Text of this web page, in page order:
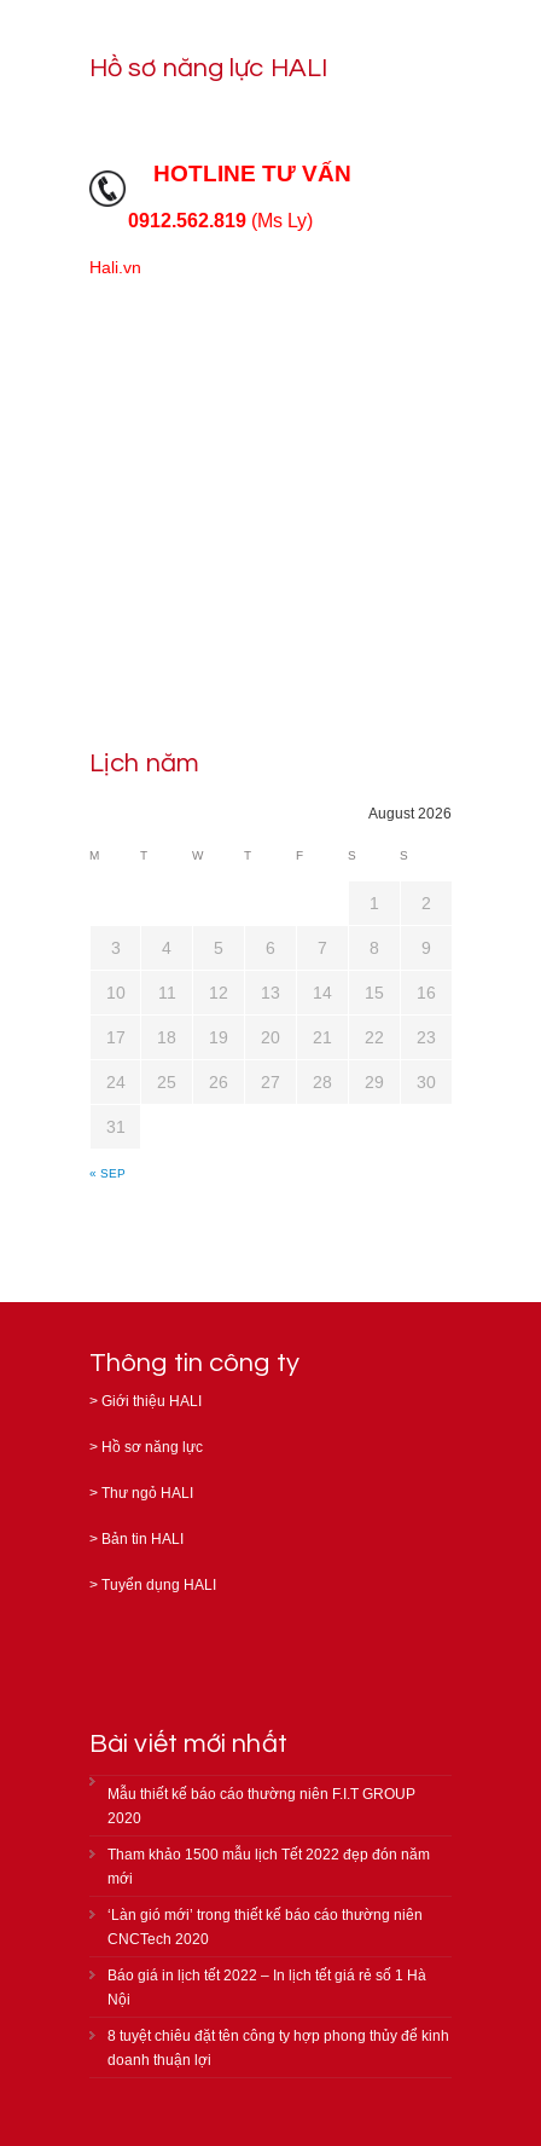
Hồ sơ năng lực HALI
HOTLINE TƯ VẤN
0912.562.819 (Ms Ly)
Hali.vn
Lịch năm
August 2026
M T W T F S S
« SEP
1 2
3 4 5 6 7 8 9
10 11 12 13 14 15 16
17 18 19 20 21 22 23
24 25 26 27 28 29 30
31
Thông tin công ty
> Giới thiệu HALI
> Hồ sơ năng lực
> Thư ngỏ HALI
> Bản tin HALI
> Tuyển dụng HALI
Bài viết mới nhất
Mẫu thiết kế báo cáo thường niên F.I.T GROUP
2020
Tham khảo 1500 mẫu lịch Tết 2022 đẹp đón năm
mới
‘Làn gió mới’ trong thiết kế báo cáo thường niên
CNCTech 2020
Báo giá in lịch tết 2022 – In lịch tết giá rẻ số 1 Hà
Nội
8 tuyệt chiêu đặt tên công ty hợp phong thủy để kinh
doanh thuận lợi